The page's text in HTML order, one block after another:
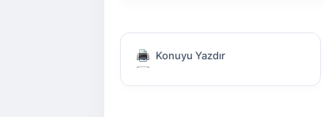
Konuyu Yazdır